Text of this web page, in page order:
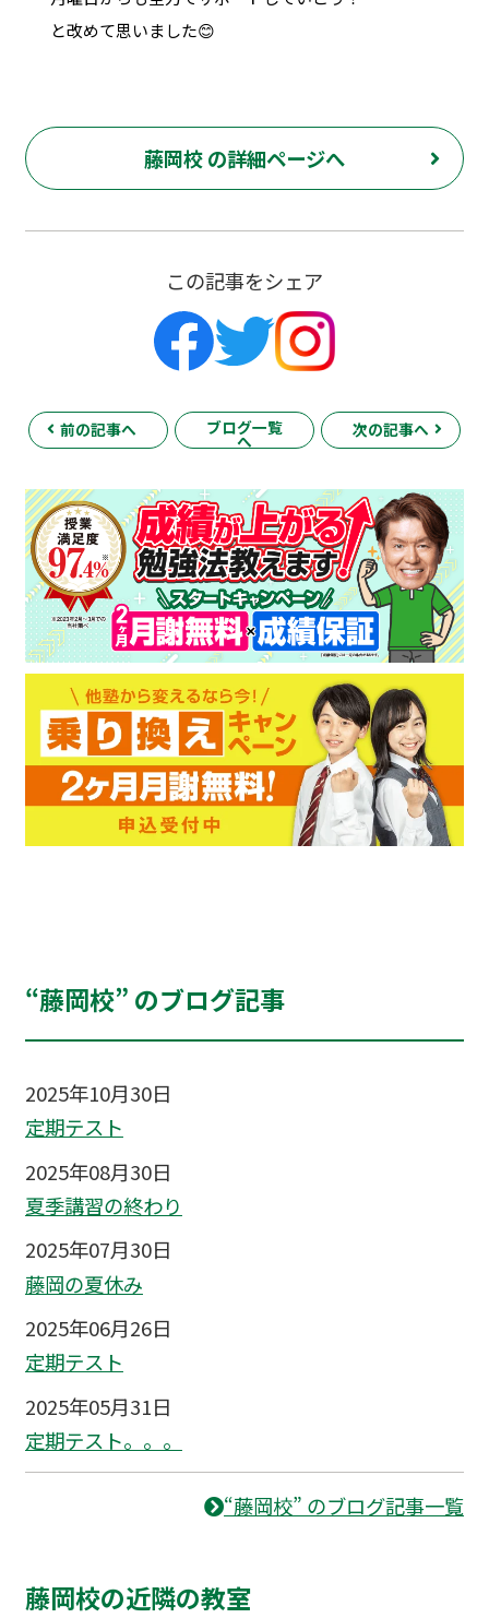
と改めて思いました😊
藤岡校 の詳細ページへ
この記事をシェア
前の記事へ ブログ一覧
へ
次の記事へ
“藤岡校” のブログ記事
2025年10月30日
定期テスト
2025年08月30日
夏季講習の終わり
2025年07月30日
藤岡の夏休み
2025年06月26日
定期テスト
2025年05月31日
定期テスト。。。
“藤岡校” のブログ記事一覧
藤岡校の近隣の教室